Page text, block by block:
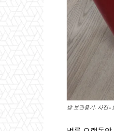
쌀 보관용기. 사진=